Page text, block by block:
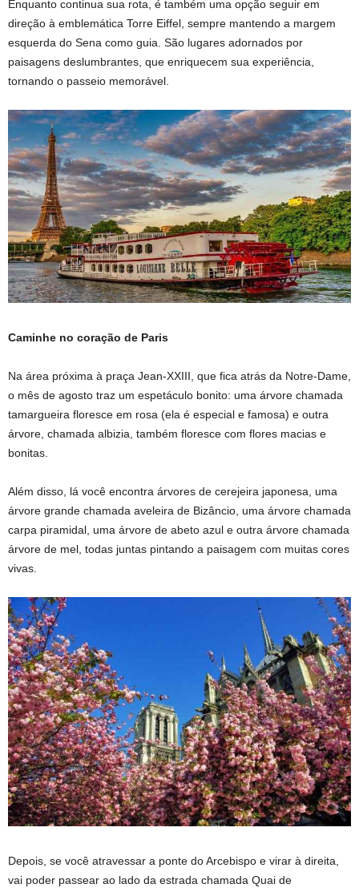
Enquanto continua sua rota, é também uma opção seguir em
direção à emblemática Torre Eiffel, sempre mantendo a margem
esquerda do Sena como guia. São lugares adornados por
paisagens deslumbrantes, que enriquecem sua experiência,
tornando o passeio memorável.
Caminhe no coração de Paris
Na área próxima à praça Jean-XXIII, que fica atrás da Notre-Dame,
o mês de agosto traz um espetáculo bonito: uma árvore chamada
tamargueira floresce em rosa (ela é especial e famosa) e outra
árvore, chamada albizia, também floresce com flores macias e
bonitas.
Além disso, lá você encontra árvores de cerejeira japonesa, uma
árvore grande chamada aveleira de Bizâncio, uma árvore chamada
carpa piramidal, uma árvore de abeto azul e outra árvore chamada
árvore de mel, todas juntas pintando a paisagem com muitas cores
vivas.
Depois, se você atravessar a ponte do Arcebispo e virar à direita,
vai poder passear ao lado da estrada chamada Quai de